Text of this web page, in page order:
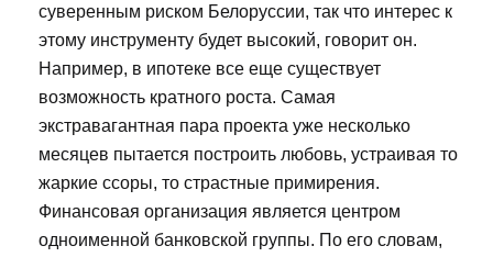
суверенным риском Белоруссии, так что интерес к
этому инструменту будет высокий, говорит он.
Например, в ипотеке все еще существует
возможность кратного роста. Самая
экстравагантная пара проекта уже несколько
месяцев пытается построить любовь, устраивая то
жаркие ссоры, то страстные примирения.
Финансовая организация является центром
одноименной банковской группы. По его словам,